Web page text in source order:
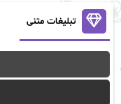
آنالیا
آوا موسوی
آیدا باقری
تبلیغات متنی